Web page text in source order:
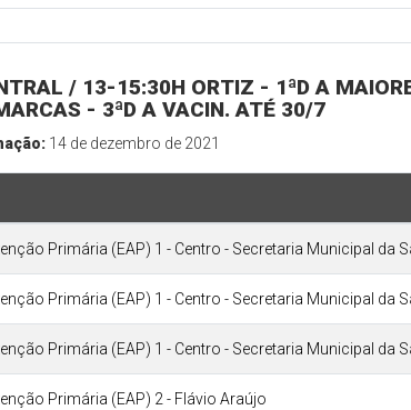
/ 13-15:30H ORTIZ - 1ªD A
- 3ªD A VACIN. ATÉ 30/7
14 de dezembro de 2021
Primária (EAP) 1 - Centro - Secretaria Municipal da
Primária (EAP) 1 - Centro - Secretaria Municipal da
Primária (EAP) 1 - Centro - Secretaria Municipal da
Primária (EAP) 2 - Flávio Araújo